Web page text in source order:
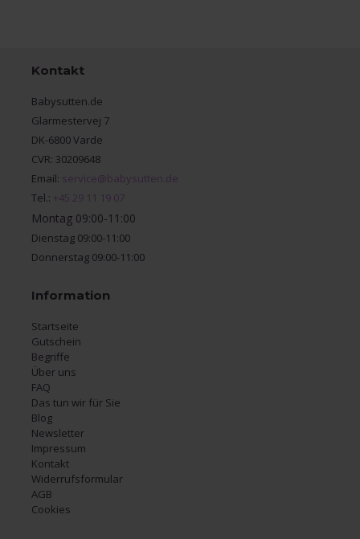
Kontakt
Babysutten.de
Glarmestervej 7
DK-6800 Varde
CVR: 30209648
Email: service@babysutten.de
Tel.: +45 29 11 19 07
Montag 09:00-11:00
Dienstag 09:00-11:00
Donnerstag 09:00-11:00
Information
Startseite
Gutschein
Begriffe
Über uns
FAQ
Das tun wir für Sie
Blog
Newsletter
Impressum
Kontakt
Widerrufsformular
AGB
Cookies